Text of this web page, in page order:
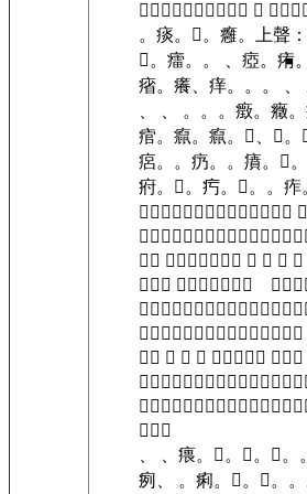
𤸷。 。 𤸩。 𤵸。 痑。 。 、 。 𤺣。
。 痰。 𤻕。 癰。 上聲
𤴳。 癗。 。 、瘂。 痏。
㾪。 癢、痒。 。 。 、
、 、 。
。 。 㿂。 癥。
痯。 癙。 癙。 𤶮、𤵾。
㾔。
。 疓。 。 㿎。 𤷃。
㾈。
𤶡。 㽲。 𤻳。 。 痄
𤺉。 𤸼。 疕。 痞。 𤸢、𤺙、𤹻、 、
𤺺。 。 。 。 。 㽷。 。 。 瘮。 𤺑。 。
癘。 、 癩。 痮、瘬。 、 、 、
。 𤸌、 。 疱。 癈。 㿍、 、𤸋。
。 痵。 痼。 㽽。 疪。 。 痺。 。 。 㿃
𤻲。 療。 痛。 㿋。 瘙。 𤼅。 。 𤷧、
𤺦、 、 、 、 。 。 。 癆。 、𤻿。
㽹。 𤼐。 𤶔。 疚。 痓。 㿙。 𤹵。 。
㾭。 疿。 瘵。 瘵。 㾧。 㾺。 。 。 㿙
𤴽。 。
、 、㾯。
𤸫。 𤸞。 𤵺。 。
㾐、 。 痢。 𤷘。 𤻚。 。